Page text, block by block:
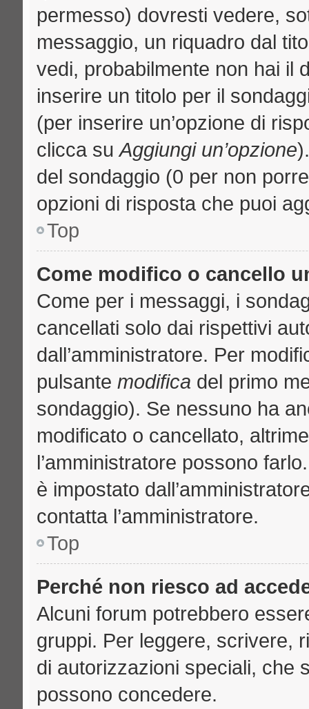
permesso) dovresti vedere,
messaggio, un riquadro dal
vedi, probabilmente non hai il
inserire un titolo per il
(per inserire un’opzione di
clicca suAggiungi un’opzione
del sondaggio (0 per non
opzioni di risposta che puoi
Top
Come modifico o cancello
Come per i messaggi, i
cancellati solo dai rispettivi
dall’amministratore. Per
pulsante modifica del primo
sondaggio). Se nessuno ha
modificato o cancellato,
l’amministratore possono
è impostato
contatta l’amministratore.
Top
Perché non riesco ad
Alcuni forum potrebbero
gruppi. Per leggere, scrivere,
di autorizzazioni speciali, che
possono concedere.